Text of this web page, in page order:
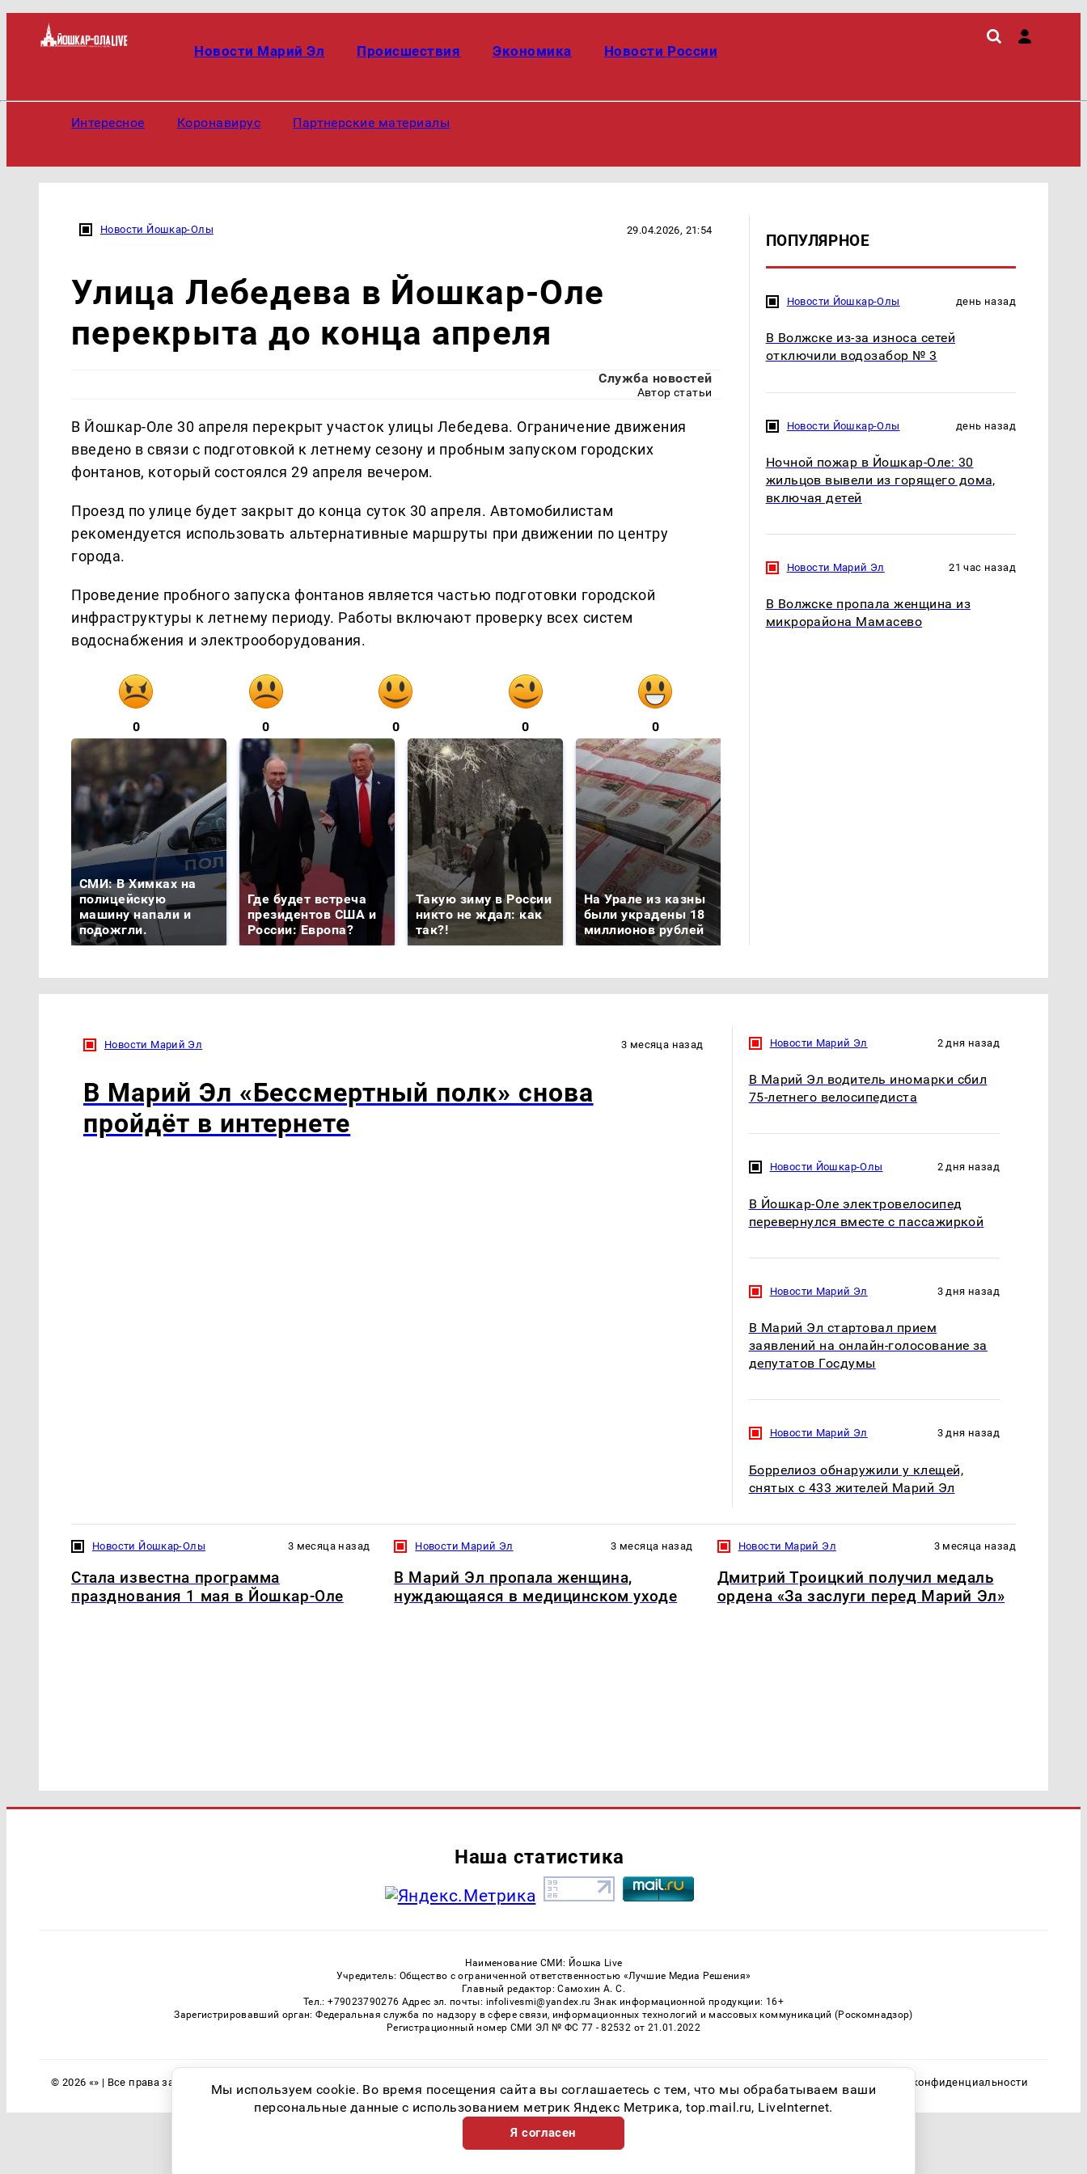
Новости Марий Эл Происшествия Экономика Новости России
Интересное Коронавирус Партнерские материалы
Новости Йошкар-Олы 29.04.2026, 21:54
Улица Лебедева в Йошкар-Оле
перекрыта до конца апреля
Служба новостей
Автор статьи
В Йошкар-Оле 30 апреля перекрыт участок улицы Лебедева. Ограничение движения
введено в связи с подготовкой к летнему сезону и пробным запуском городских
фонтанов, который состоялся 29 апреля вечером.
Проезд по улице будет закрыт до конца суток 30 апреля. Автомобилистам
рекомендуется использовать альтернативные маршруты при движении по центру
города.
Проведение пробного запуска фонтанов является частью подготовки городской
инфраструктуры к летнему периоду. Работы включают проверку всех систем
водоснабжения и электрооборудования.
0 0 0 0 0
СМИ: В Химках на
полицейскую
машину напали и
подожгли.
Где будет встреча
президентов США и
России: Европа?
Такую зиму в России
никто не ждал: как
так?!
На Урале из казны
были украдены 18
миллионов рублей
ПОПУЛЯРНОЕ
Новости Йошкар-Олы день назад
В Волжске из-за износа сетей
отключили водозабор № 3
Новости Йошкар-Олы день назад
Ночной пожар в Йошкар-Оле: 30
жильцов вывели из горящего дома,
включая детей
Новости Марий Эл 21 час назад
В Волжске пропала женщина из
микрорайона Мамасево
Новости Марий Эл 3 месяца назад
В Марий Эл «Бессмертный полк» снова
пройдёт в интернете
Новости Марий Эл 2 дня назад
В Марий Эл водитель иномарки сбил
75-летнего велосипедиста
Новости Йошкар-Олы 2 дня назад
В Йошкар-Оле электровелосипед
перевернулся вместе с пассажиркой
Новости Марий Эл 3 дня назад
В Марий Эл стартовал прием
заявлений на онлайн-голосование за
депутатов Госдумы
Новости Марий Эл 3 дня назад
Боррелиоз обнаружили у клещей,
снятых с 433 жителей Марий Эл
Новости Йошкар-Олы 3 месяца назад
Стала известна программа
празднования 1 мая в Йошкар-Оле
Новости Марий Эл 3 месяца назад
В Марий Эл пропала женщина,
нуждающаяся в медицинском уходе
Новости Марий Эл 3 месяца назад
Дмитрий Троицкий получил медаль
ордена «За заслуги перед Марий Эл»
Наша статистика
Наименование СМИ: Йошка Live
Учредитель: Общество с ограниченной ответственностью «Лучшие Медиа Решения»
Главный редактор: Самохин А. С.
Тел.: +79023790276 Адрес эл. почты: infolivesmi@yandex.ru Знак информационной продукции: 16+
Зарегистрировавший орган: Федеральная служба по надзору в сфере связи, информационных технологий и массовых коммуникаций (Роскомнадзор)
Регистрационный номер СМИ ЭЛ № ФС 77 - 82532 от 21.01.2022
© 2026 «» | Все права защищены Возрастная категория сайта 16+ Политика конфиденциальности
Мы используем cookie. Во время посещения сайта вы соглашаетесь с тем, что мы обрабатываем ваши
персональные данные с использованием метрик Яндекс Метрика, top.mail.ru, LiveInternet.
Я согласен